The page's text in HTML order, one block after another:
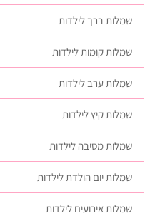
שמלות ברך לילדות
שמלות קומות לילדות
שמלות ערב לילדות
שמלות קיץ לילדות
שמלות מסיבה לילדות
שמלות יום הולדת לילדות
שמלות אירועים לילדות